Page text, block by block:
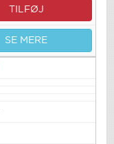
TILFØJ
SE MERE